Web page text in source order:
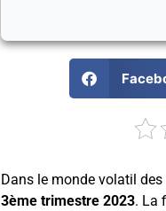
Dans le monde volatil
3ème trimestre 2023. La